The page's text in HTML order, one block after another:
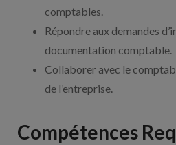
comptables.
Répondre aux demandes
documentation comptable.
Collaborer avec le
de l’entreprise.
Compétences